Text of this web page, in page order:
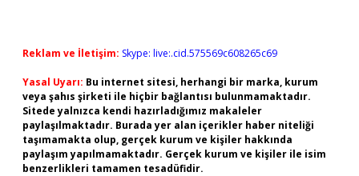
Reklam ve İletişim: Skype: live:.cid.575569c608265c69
Yasal Uyarı: Bu internet sitesi, herhangi bir marka, kurum
veya şahıs şirketi ile hiçbir bağlantısı bulunmamaktadır.
Sitede yalnızca kendi hazırladığımız makaleler
paylaşılmaktadır. Burada yer alan içerikler haber niteliği
taşımamakta olup, gerçek kurum ve kişiler hakkında
paylaşım yapılmamaktadır. Gerçek kurum ve kişiler ile isim
benzerlikleri tamamen tesadüfidir.